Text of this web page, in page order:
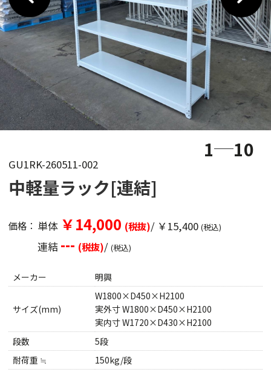
1 10
GU1RK-260511-002
中軽量ラック[連結]
価格： 単体 ￥14,000 (税抜)/ ￥15,400 (税込)
連結 --- (税抜)/(税込)
メーカー 明興
サイズ(mm)
W1800×D450×H2100
実外寸 W1800×D450×H2100
実内寸 W1720×D430×H2100
段数
5段
耐荷重 ≒
150kg/段